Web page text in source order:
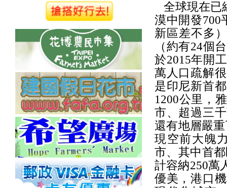
全球現在已
漠中開發700
新區差不多
（約有24個
於2015年開
萬人口疏解
是印尼新首
1200公里，
市、超過三
還有地層嚴
現空前大魄
市、其中首
計容納250萬
優美，港口